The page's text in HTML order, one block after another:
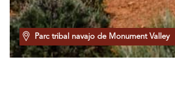
Parc tribal navajo de Monument Valley